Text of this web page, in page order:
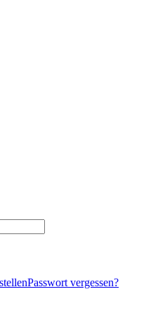
Passwort vergessen?